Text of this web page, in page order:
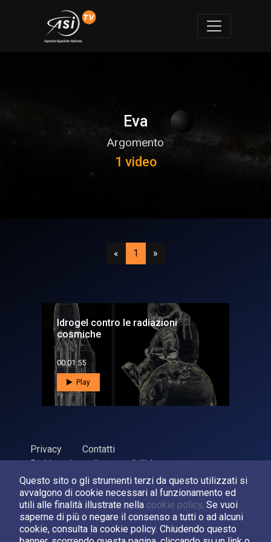
Questo sito o gli strumenti terzi da questo utilizzati si
avvalgono di cookie necessari al funzionamento ed
utili alle finalità illustrate nella cookie policy. Se vuoi
saperne di più o negare il consenso a tutti o ad alcuni
cookie, consulta la cookie policy. Chiudendo questo
Eva
Argomento
1 video
«Precedente
1 (attuale)
»Successivo
Idrogel contro le radiazioni
cosmiche
00:01:55
Play
Privacy
Contatti
Dichiarazione di accessibilità
ASI Agenzia Spaziale Italiana, 2026. P.Iva 03638121008
Sviluppato daLPM
Seguici su: